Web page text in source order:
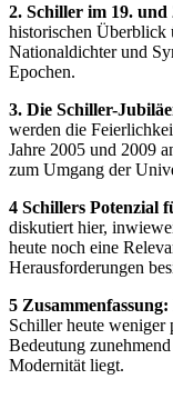
2. Schiller im 19.
historischen Überblick
Nationaldichter und
Epochen.
3. Die Schiller-
werden die
Jahre 2005 und 2009
zum Umgang der
4 Schillers Potenzial
diskutiert hier,
heute noch eine
Herausforderungen
5 Zusammenfassung:
Schiller heute weniger
Bedeutung
Modernität liegt.